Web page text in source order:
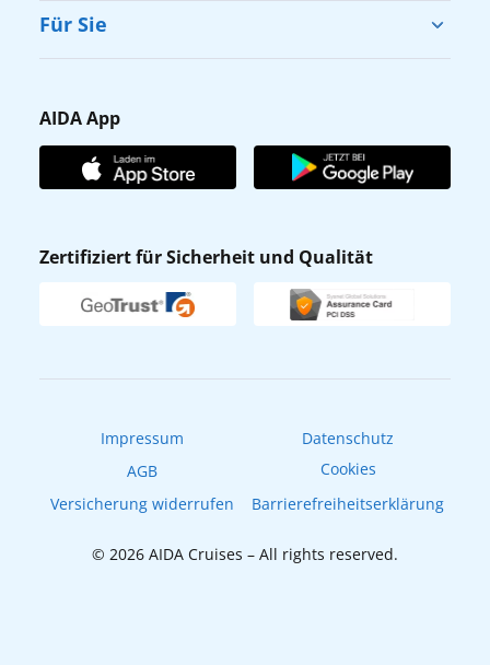
Cruise & Help
Karriere
Affiliateprogramm
Verhaltens- & Ethikkodex
Newsletter
Für Sie
Gästefragebogen
AIDA Club
AIDA App
Zertifiziert für Sicherheit und Qualität
Impressum
Datenschutz
AGB
Cookies
Versicherung widerrufen
Barrierefreiheitserklärung
© 2026 AIDA Cruises – All rights reserved.